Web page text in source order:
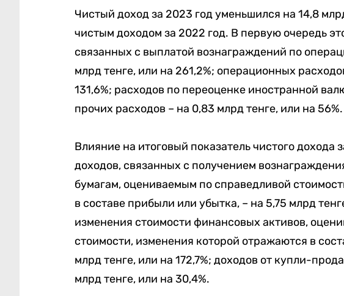
Чистый доход за 2023 год уменьшился на 14,8
чистым доходом за 2022 год. В первую очередь
связанных с выплатой вознаграждений по
млрд тенге, или на 261,2%; операционных
131,6%; расходов по переоценке иностранной
прочих расходов – на 0,83 млрд тенге, или на 56%.
Влияние на итоговый показатель чистого дохода
доходов, связанных с получением
бумагам, оцениваемым по справедливой
в составе прибыли или убытка, – на 5,75 млрд
изменения стоимости финансовых активов,
стоимости, изменения которой отражаются в
млрд тенге, или на 172,7%; доходов от купли-
млрд тенге, или на 30,4%.